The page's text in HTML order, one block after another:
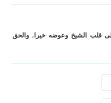
على قلب الشيخ وعوضه خيرا. والحق